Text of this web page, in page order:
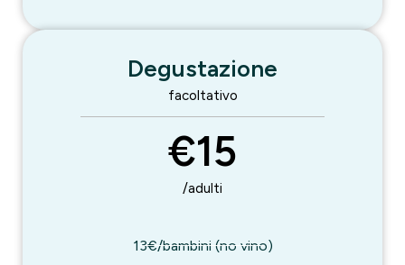
Degustazione
facoltativo
€15
/adulti
13€/bambini (no vino)